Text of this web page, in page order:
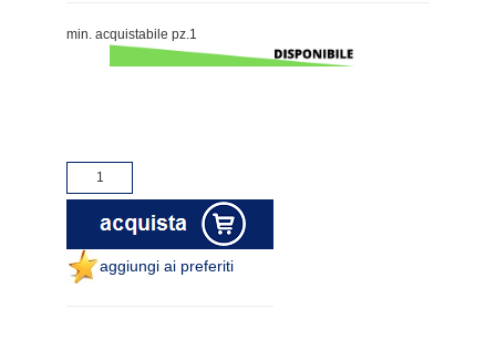
min. acquistabile pz.1
aggiungi ai preferiti